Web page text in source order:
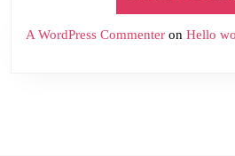
A WordPress Commenter on Hello